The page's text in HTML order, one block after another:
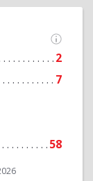
2
7
58